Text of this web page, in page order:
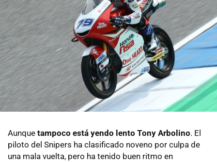
Aunque tampoco está yendo lento Tony Arbolino. El
piloto del Snipers ha clasificado noveno por culpa de
una mala vuelta, pero ha tenido buen ritmo en